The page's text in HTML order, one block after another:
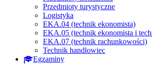
Przedmioty turystyczne
Logistyka
EKA.04 (technik ekonomista)
EKA.05 (technik ekonomista i
EKA.07 (technik rachunkowości)
Technik handlowiec
Egzaminy